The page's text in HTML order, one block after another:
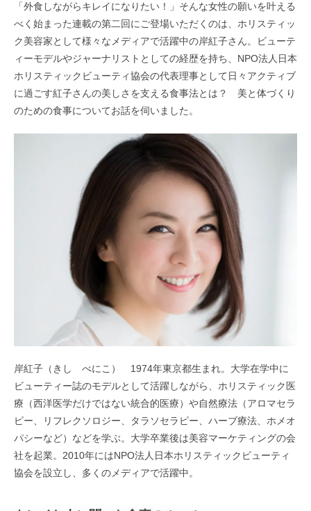
「外食しながらキレイになりたい！」そんな女性の願いを叶える
べく始まった連載の第二回にご登場いただくのは、ホリスティッ
ク美容家として様々なメディアで活躍中の岸紅子さん。ビューテ
ィーモデルやジャーナリストとしての経歴を持ち、NPO法人日本
ホリスティックビューティ協会の代表理事として日々アクティブ
に過ごす紅子さんの美しさを支える食事法とは？ 美と体づくり
のための食事についてお話を伺いました。
岸紅子（きし べにこ） 1974年東京都生まれ。大学在学中に
ビューティー誌のモデルとして活躍しながら、ホリスティック医
療（西洋医学だけではない統合的医療）や自然療法（アロマセラ
ピー、リフレクソロジー、タラソセラピー、ハーブ療法、ホメオ
パシーなど）などを学ぶ。大学卒業後は美容マーケティングの会
社を起業。2010年にはNPO法人日本ホリスティックビューティ
協会を設立し、多くのメディアで活躍中。